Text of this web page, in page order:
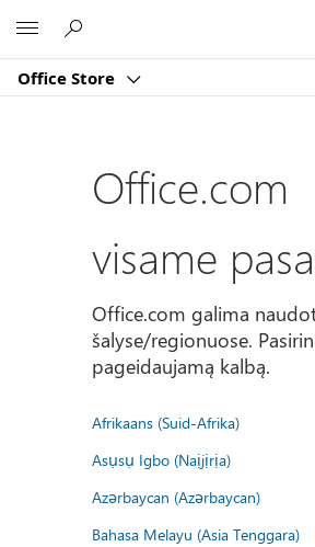
Office Store
Office.com
visame
Office.com galima
šalyse/regionuose.
pageidaujamą kalbą.
Afrikaans (Suid-Afrika)
Asụsụ Igbo (Naịjịrịa)
Azərbaycan (Azərbaycan)
Bahasa Melayu (Asia Tenggara)